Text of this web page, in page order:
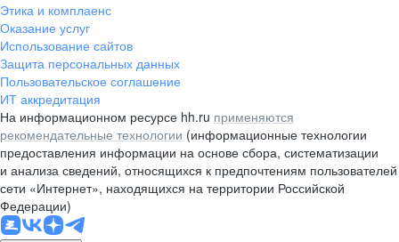
Этика и комплаенс
Оказание услуг
Использование сайтов
Защита персональных данных
Пользовательское соглашение
ИТ аккредитация
На информационном ресурсе hh.ru применяются
рекомендательные технологии (информационные технологии
предоставления информации на основе сбора, систематизации
и анализа сведений, относящихся к предпочтениям пользователей
сети «Интернет», находящихся на территории Российской
Федерации)